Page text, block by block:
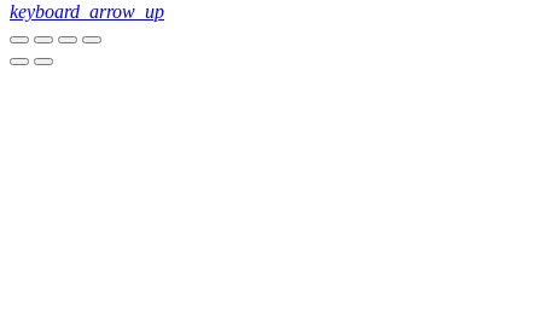
keyboard_arrow_up